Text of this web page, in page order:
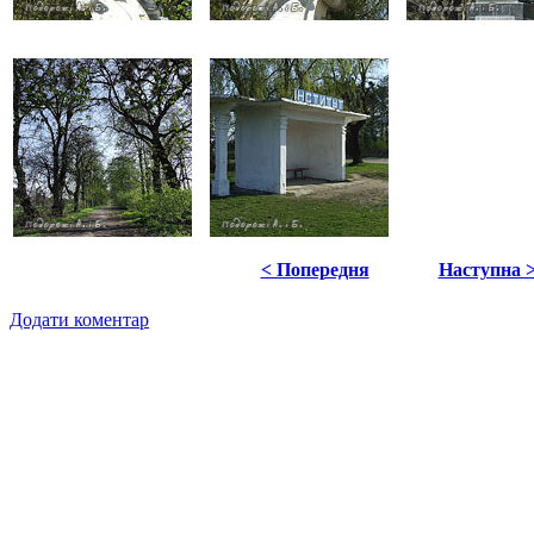
< Попередня Наступна
Додати коментар